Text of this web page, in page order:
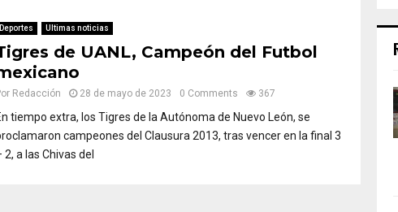
Deportes Ultimas noticias
de UANL, Campeón del Futbol
Redacción 28 de mayo de 2023 0 Comments 367
tiempo extra, los Tigres de la Autónoma de Nuevo León, se
campeones del Clausura 2013, tras vencer en la final 3
2, a las Chivas del
: